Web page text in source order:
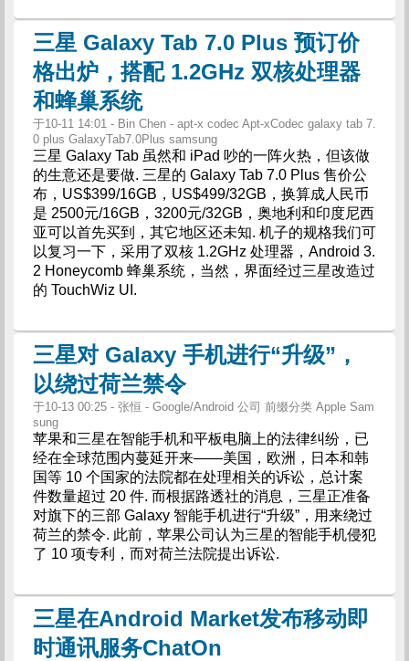
三星 Galaxy Tab 7.0 Plus 预订价
格出炉，搭配 1.2GHz 双核处理器
和蜂巢系统
于10-11 14:01 - Bin Chen - apt-x codec Apt-xCodec galaxy tab 7.
0 plus GalaxyTab7.0Plus samsung
三星 Galaxy Tab 虽然和 iPad 吵的一阵火热，但该做
的生意还是要做. 三星的 Galaxy Tab 7.0 Plus 售价公
布，US$399/16GB，US$499/32GB，换算成人民币
是 2500元/16GB，3200元/32GB，奥地利和印度尼西
亚可以首先买到，其它地区还未知. 机子的规格我们可
以复习一下，采用了双核 1.2GHz 处理器，Android 3.
2 Honeycomb 蜂巢系统，当然，界面经过三星改造过
的 TouchWiz UI.
三星对 Galaxy 手机进行“升级”，
以绕过荷兰禁令
于10-13 00:25 - 张恒 - Google/Android 公司 前缀分类 Apple Sam
sung
苹果和三星在智能手机和平板电脑上的法律纠纷，已
经在全球范围内蔓延开来——美国，欧洲，日本和韩
国等 10 个国家的法院都在处理相关的诉讼，总计案
件数量超过 20 件. 而根据路透社的消息，三星正准备
对旗下的三部 Galaxy 智能手机进行“升级”，用来绕过
荷兰的禁令. 此前，苹果公司认为三星的智能手机侵犯
了 10 项专利，而对荷兰法院提出诉讼.
三星在Android Market发布移动即
时通讯服务ChatOn